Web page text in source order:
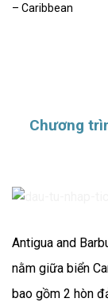
– Caribbean
Chương
Antigua and
nằm giữa biển
bao gồm 2 hòn